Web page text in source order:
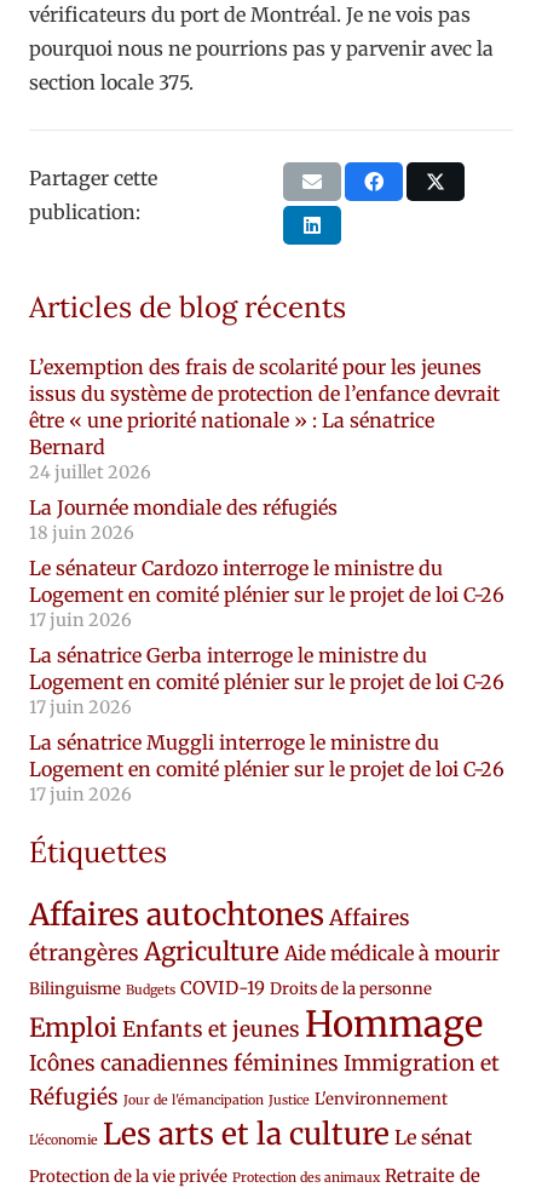
vérificateurs du port de Montréal. Je ne vois pas
pourquoi nous ne pourrions pas y parvenir avec la
section locale 375.
Partager cette
publication:
Articles de blog récents
L’exemption des frais de scolarité pour les jeunes
issus du système de protection de l’enfance devrait
être « une priorité nationale » : La sénatrice
Bernard
24 juillet 2026
La Journée mondiale des réfugiés
18 juin 2026
Le sénateur Cardozo interroge le ministre du
Logement en comité plénier sur le projet de loi C-26
17 juin 2026
La sénatrice Gerba interroge le ministre du
Logement en comité plénier sur le projet de loi C-26
17 juin 2026
La sénatrice Muggli interroge le ministre du
Logement en comité plénier sur le projet de loi C-26
17 juin 2026
Étiquettes
Affaires autochtones Affaires
étrangères Agriculture Aide médicale à mourir
Bilinguisme Budgets COVID-19 Droits de la personne
EmploiEnfants et jeunes Hommage
Icônes canadiennes féminines Immigration et
Réfugiés Jour de l'émancipation Justice L'environnement
L'économie Les arts et la culture Le sénat
Protection de la vie privée Protection des animaux Retraite de